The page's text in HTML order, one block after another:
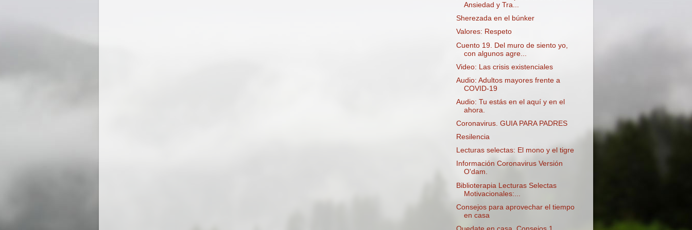
Ansiedad y Tra...
Sherezada en el búnker
Valores: Respeto
Cuento 19. Del muro de siento yo,
con algunos agre...
Video: Las crisis existenciales
Audio: Adultos mayores frente a
COVID-19
Audio: Tu estás en el aquí y en el
ahora.
Coronavirus. GUIA PARA PADRES
Resilencia
Lecturas selectas: El mono y el tigre
Información Coronavirus Versión
O'dam.
Biblioterapia Lecturas Selectas
Motivacionales:...
Consejos para aprovechar el tiempo
en casa